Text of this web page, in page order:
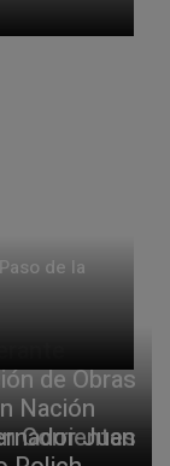
de la
de Obras
Nación
Corrientes
Juan